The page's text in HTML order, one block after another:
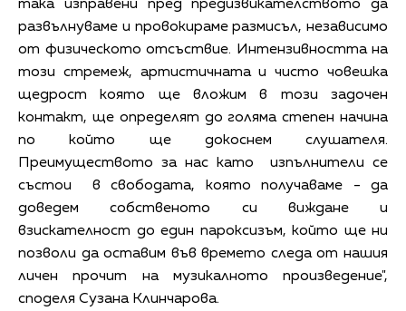
така изправени пред предизвикателството да
развълнуваме и провокираме размисъл, независимо
от физическото отсъствие. Интензивността на
този стремеж, артистичната и чисто човешка
щедрост която ще вложим в този задочен
контакт, ще определят до голяма степен начина
по който ще докоснем слушателя.
Преимуществото за нас като изпълнители се
състои в свободата, която получаваме - да
доведем собственото си виждане и
взискателност до един пароксизъм, който ще ни
позволи да оставим във времето следа от нашия
личен прочит на музикалното произведение",
споделя Сузана Клинчарова.